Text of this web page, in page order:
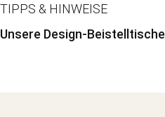
TIPPS & HINWEISE
Unsere Design-Beistelltische